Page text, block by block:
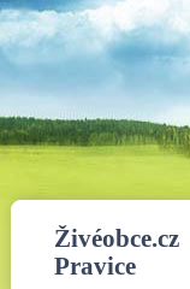
Živéobce.cz
Pravice